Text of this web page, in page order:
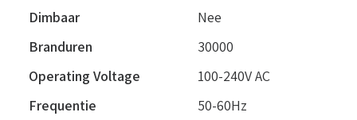
Dimbaar
Nee
Branduren
30000
Operating Voltage
100-240V AC
Frequentie
50-60Hz